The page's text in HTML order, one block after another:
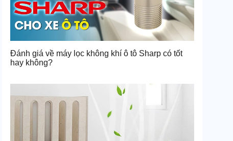
Đánh giá về máy lọc không khí ô tô Sharp có tốt
hay không?